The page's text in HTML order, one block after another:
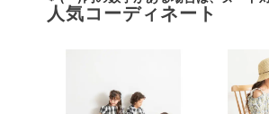
人気コーディネート